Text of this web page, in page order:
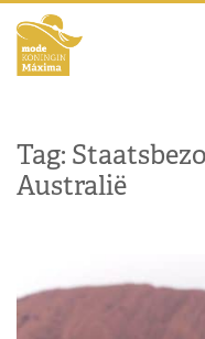
Tag:
Australië